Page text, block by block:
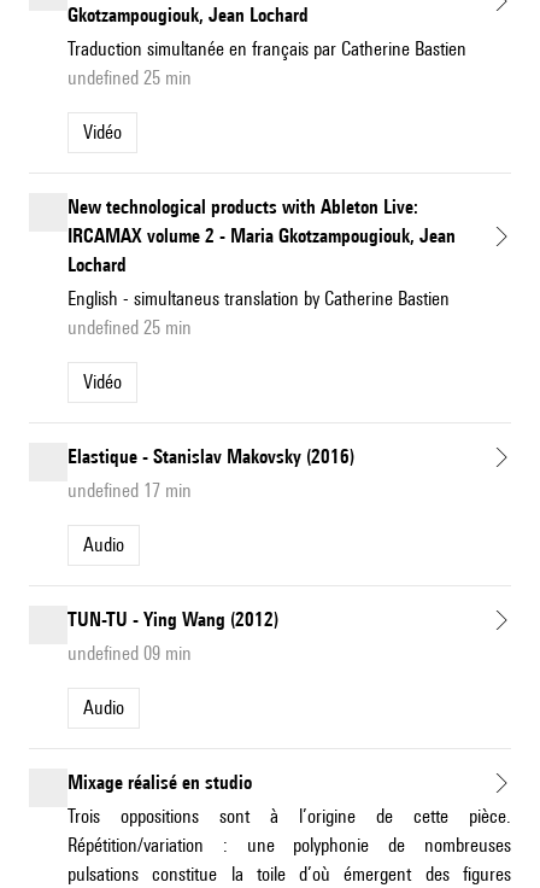
Gkotzampougiouk, Jean Lochard
Traduction simultanée en français par Catherine Bastien
undefined 25 min
Vidéo
New technological products with Ableton Live:
IRCAMAX volume 2 - Maria Gkotzampougiouk, Jean
Lochard
English - simultaneus translation by Catherine Bastien
undefined 25 min
Vidéo
Elastique - Stanislav Makovsky (2016)
undefined 17 min
Audio
TUN-TU - Ying Wang (2012)
undefined 09 min
Audio
Mixage réalisé en studio
Trois oppositions sont à l’origine de cette pièce.
Répétition/variation : une polyphonie de nombreuses
pulsations constitue la toile d’où émergent des figures